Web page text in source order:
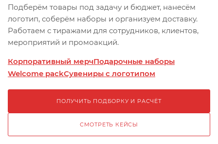
Подберём товары под задачу и бюджет, нанесём
логотип, соберём наборы и организуем доставку.
Работаем с тиражами для сотрудников, клиентов,
мероприятий и промоакций.
Корпоративный мерчПодарочные наборы
Welcome packСувениры с логотипом
ПОЛУЧИТЬ ПОДБОРКУ И РАСЧЁТ
СМОТРЕТЬ КЕЙСЫ